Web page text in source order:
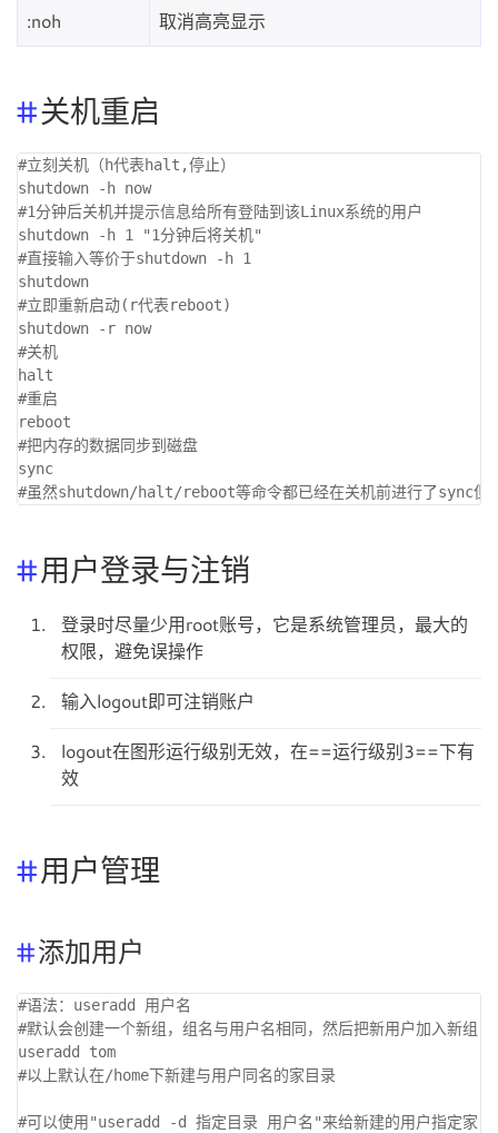
:noh 取消高亮显示
关机重启
#立刻关机（h代表halt,停止）
shutdown -h now
#1分钟后关机并提示信息给所有登陆到该Linux系统的用户
shutdown -h 1 "1分钟后将关机"
#直接输入等价于shutdown -h 1
shutdown
#立即重新启动(r代表reboot)
shutdown -r now
#关机
halt
#重启
reboot
#把内存的数据同步到磁盘
sync
用户登录与注销
登录时尽量少用root账号，它是系统管理员，最大的
权限，避免误操作
输入logout即可注销账户
logout在图形运行级别无效，在==运行级别3==下有
效
用户管理
添加用户
#语法：useradd 用户名
#默认会创建一个新组，组名与用户名相同，然后把新用户加入新组
useradd tom
#以上默认在/home下新建与用户同名的家目录
#可以使用"useradd -d 指定目录 用户名"来给新建的用户指定家目